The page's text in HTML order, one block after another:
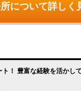
について詳しく
！ 豊富な経験を活かし